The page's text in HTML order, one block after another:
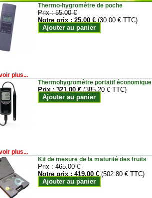
Thermo-hygromètre de poche
Prix :55.00 €
Notre prix :25.00 € (30.00 € TTC)
Ajouter au panier
plus...
Thermohygromètre portatif économique
Prix :321.00 € (385.20 € TTC)
Ajouter au panier
plus...
Kit de mesure de la maturité des fruits
Prix :465.00 €
Notre prix :419.00 € (502.80 € TTC)
Ajouter au panier